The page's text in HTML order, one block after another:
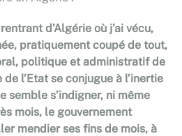
d’Algérie où j’ai vécu,
pratiquement coupé de tout,
politique et administratif de
l’Etat se conjugue à l’inertie
semble s’indigner, ni même
mois, le gouvernement
mendier ses fins de mois, à